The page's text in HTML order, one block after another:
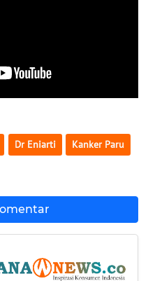
Dr Eniarti Kanker Paru